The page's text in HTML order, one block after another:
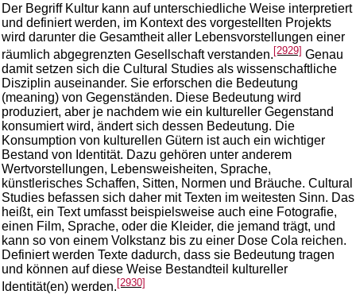
Der Begriff Kultur kann auf unterschiedliche Weise interpretiert
und definiert werden, im Kontext des vorgestellten Projekts
wird darunter die Gesamtheit aller Lebensvorstellungen einer
räumlich abgegrenzten Gesellschaft verstanden.[2929] Genau
damit setzen sich die Cultural Studies als wissenschaftliche
Disziplin auseinander. Sie erforschen die Bedeutung
(meaning) von Gegenständen. Diese Bedeutung wird
produziert, aber je nachdem wie ein kultureller Gegenstand
konsumiert wird, ändert sich dessen Bedeutung. Die
Konsumption von kulturellen Gütern ist auch ein wichtiger
Bestand von Identität. Dazu gehören unter anderem
Wertvorstellungen, Lebensweisheiten, Sprache,
künstlerisches Schaffen, Sitten, Normen und Bräuche. Cultural
Studies befassen sich daher mit Texten im weitesten Sinn. Das
heißt, ein Text umfasst beispielsweise auch eine Fotografie,
einen Film, Sprache, oder die Kleider, die jemand trägt, und
kann so von einem Volkstanz bis zu einer Dose Cola reichen.
Definiert werden Texte dadurch, dass sie Bedeutung tragen
und können auf diese Weise Bestandteil kultureller
Identität(en) werden. [2930]